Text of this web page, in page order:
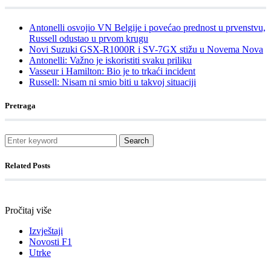
Antonelli osvojio VN Belgije i povećao prednost u prvenstvu,
Russell odustao u prvom krugu
Novi Suzuki GSX-R1000R i SV-7GX stižu u Novema Nova
Antonelli: Važno je iskoristiti svaku priliku
Vasseur i Hamilton: Bio je to trkaći incident
Russell: Nisam ni smio biti u takvoj situaciji
Pretraga
Search
Related Posts
Pročitaj više
Izvještaji
Novosti F1
Utrke